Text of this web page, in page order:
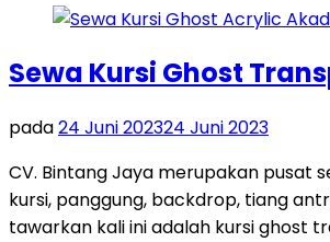
Sewa Kursi Ghost
pada24 Juni 202324 Juni 2023
CV. Bintang Jaya merupakan pusat
kursi, panggung, backdrop, tiang
tawarkan kali ini adalah kursi ghost